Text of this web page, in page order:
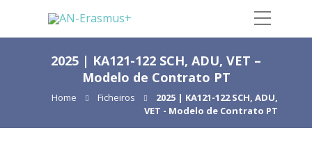
2025 | KA121-122 SCH, ADU, VET –
Modelo de Contrato PT
Home Ficheiros
2025 | KA121-122 SCH, ADU,
VET - Modelo de Contrato PT